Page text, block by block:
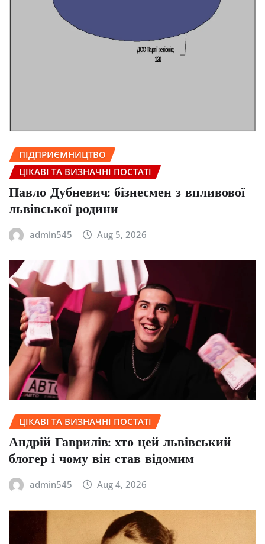
ПІДПРИЄМНИЦТВО
ЦІКАВІ ТА ВИЗНАЧНІ ПОСТАТІ
Павло Дубневич: бізнесмен з впливової
львівської родини
admin545 Aug 5, 2026
ЦІКАВІ ТА ВИЗНАЧНІ ПОСТАТІ
Андрій Гаврилів: хто цей львівський
блогер і чому він став відомим
admin545 Aug 4, 2026